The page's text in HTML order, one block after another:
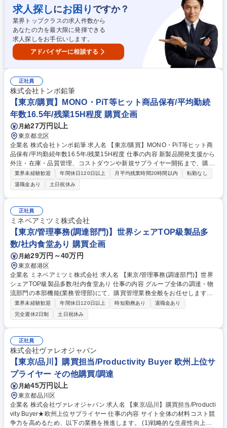
対応等)■CSR関連業務(CSR調達ガイドラインの改訂、サプライチェーン
への遵守要求、客先からの調査対応等)■業務規程の管理■取引先信用調査
とグループ内情報共有■社内教育用教材の作成と受講管理■会議体運営と議
事作成 募集職種 【東京/管理事務(調達部門)】世界シェアTOP級製品多数/
社内食堂あり
求人探しにお困り ですか？
業界トップクラスの求人件数から
あなたの力を最大限に発揮できる
求人探しをお手伝いします。
アドバイザーに相談する
正社員
株式会社トンボ鉛筆
【東京/購買】MONO・PiT等ヒット商品保有/平均勤続
年数16.5年/残業15H程度 購買企画
月給27万円以上
東京都北区
企業名 株式会社トンボ鉛筆 求人名 【東京/購買】MONO・PiT等ヒット商
品保有/平均勤続年数16.5年/残業15H程度 仕事の内容 新製品開発支援から
外注・在庫・品質管理、コストダウンや新規サプライヤー開拓まで、購買
業務全般を担当。 【業務内容】■部材、外注委託加工部品の業者との調整
業務及び生産部門への入荷管理業務 ■部材、外注加工部品の納入時品質確
認、検収業務 ■部材、外注加工部品の品質改善業務、納期、数量改善業務
■購買部品の品質異常に関し、業者への品質対策交渉 ■生産管理システム
への購買部品入力業務 募集職種 【東京/購買】MONO・PiT等ヒット商品
保有/平均勤続年数16.5年/残業15H程度
業界未経験歓迎 年間休日120日以上 月平均残業時間20時間以内
転勤なし
退職金あり
土日祝休み
正社員
ミネベアミツミ株式会社
【東京/管理事務(調達部門)】世界シェアTOP級製品多
数/社内食堂あり 購買企画
月給29万円～40万円
東京都港区
企業名 ミネベアミツミ株式会社 求人名 【東京/管理事務(調達部門)】世界
シェアTOP級製品多数/社内食堂あり 仕事の内容 グループ全体の調達・物
流部門の本部機能(業務管理部)にて、購買管理業務全般をお任せします。
各種契約管理やコンプライアンス対応、新組織の業務移行支援など、事業
基盤を支える役割を担って頂きます。 【詳細】 ■取引先情報管理、および
取引基本契約管理業務■経営統合(M&A)対応■取適法、独占禁止法など行
政・コンプライアンス対応業務■CSR調達関連業務■資材部規程の管理■設
備投資対応■取引先倒産時対応■社内教育用教材の作成■会議体運営 募集職
種 【東京/管理事務(調達部門)】世界シェアTOP級製品多数/社内食堂あり
業界未経験歓迎 年間休日120日以上 時短勤務あり
退職金あり
完全週休2日制
土日祝休み
正社員
株式会社ヴァレオジャパン
【東京/品川】購買担当/Productivity Buyer 欧州上位サ
プライヤー その他購買/調達
月給45万円以上
東京都品川区
企業名 株式会社ヴァレオジャパン 求人名 【東京/品川】購買担当/Producti
vity Buyer★欧州上位サプライヤー 仕事の内容 サイト全体の材料コスト競
争力を高めるため、以下の業務を推進します。 (1)戦略的な生産性向上（P